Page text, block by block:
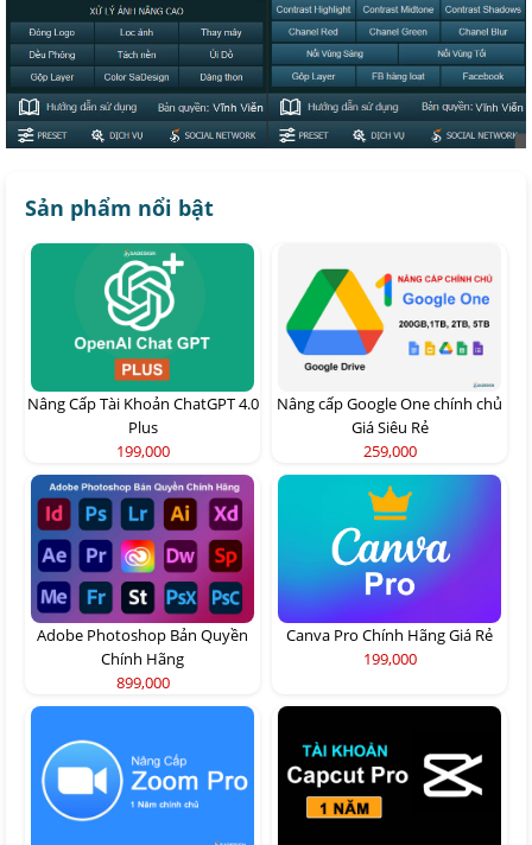
Sản phẩm nổi bật
Nâng Cấp Tài Khoản ChatGPT 4.0
Plus
199,000
Nâng cấp Google One chính chủ
Giá Siêu Rẻ
259,000
Adobe Photoshop Bản Quyền
Chính Hãng
899,000
Canva Pro Chính Hãng Giá Rẻ
199,000